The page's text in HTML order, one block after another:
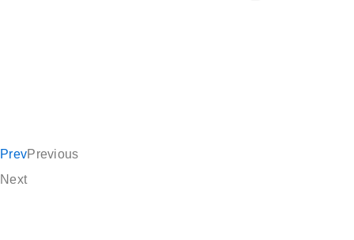
PrevPrevious
Next